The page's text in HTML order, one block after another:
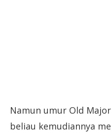
Namun umur Old
beliau kemudiannya